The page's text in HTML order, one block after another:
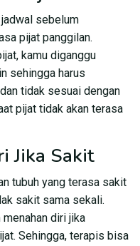
jadwal sebelum
pijat panggilan.
kamu diganggu
sehingga harus
tidak sesuai dengan
pijat tidak akan terasa
Jika Sakit
tubuh yang terasa sakit
sakit sama sekali.
menahan diri jika
Sehingga, terapis bisa